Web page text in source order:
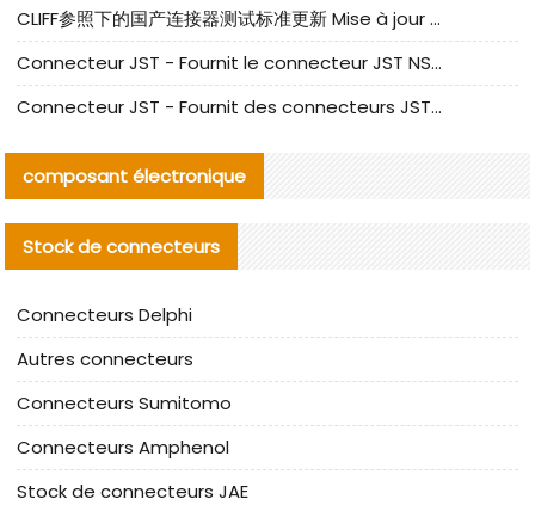
CLIFF参照下的国产连接器测试标准更新 Mise à jour des normes de test des connecteurs nationaux sous la référence CLIFF
Connecteur JST - Fournit le connecteur JST NSHR-02V-S original | Équivalent
Connecteur JST - Fournit des connecteurs JST GHR-09V-S authentiques et des produits de remplacement|
composant électronique
Stock de connecteurs
Connecteurs Delphi
Autres connecteurs
Connecteurs Sumitomo
Connecteurs Amphenol
Stock de connecteurs JAE